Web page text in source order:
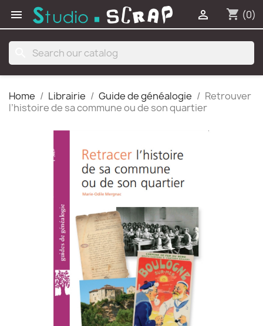
 shopping_cart (0)

Home Librairie Guide de généalogie
Retrouver
l’histoire de sa commune ou de son quartier